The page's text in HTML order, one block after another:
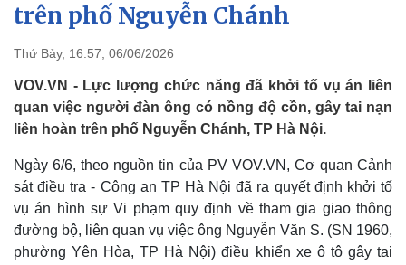
Quốc hội
Nhận diện sự thật
Giáo dục
trên phố Nguyễn Chánh
Thứ Bảy, 16:57, 06/06/2026
VOV.VN - Lực lượng chức năng đã khởi tố vụ án liên
quan việc người đàn ông có nồng độ cồn, gây tai nạn
liên hoàn trên phố Nguyễn Chánh, TP Hà Nội.
Ngày 6/6, theo nguồn tin của PV VOV.VN, Cơ quan Cảnh
sát điều tra - Công an TP Hà Nội đã ra quyết định khởi tố
vụ án hình sự Vi phạm quy định về tham gia giao thông
đường bộ, liên quan vụ việc ông Nguyễn Văn S. (SN 1960,
phường Yên Hòa, TP Hà Nội) điều khiển xe ô tô gây tai